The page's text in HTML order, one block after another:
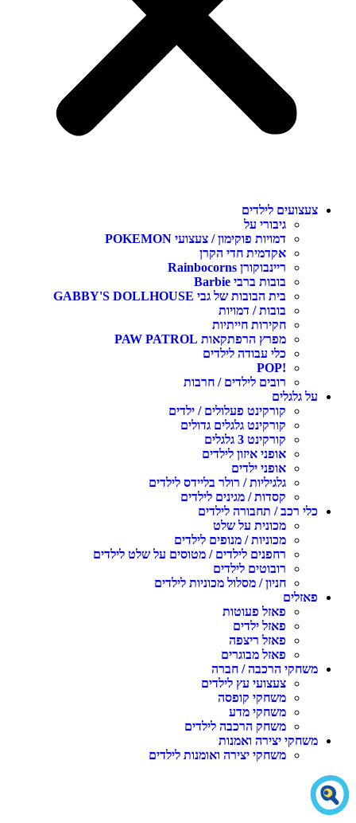
לילדים
גיבורי על
דמויות פוקימון / צעצועי POKEMON
אקדמית חדי הקרן
ריינבוקורן Rainbocorns
בובות ברבי Barbie
בית הבובות של גבי GABBY'S DOLLHOUSE
בובות / דמויות
חקירות חייתיות
מפרץ הרפתקאות PAW PATROL
כלי עבודה לילדים
רובים לילדים / חרבות
גלגלים
קורקינט פעלולים / ילדים
קורקינט גלגלים גדולים
קורקינט 3 גלגלים
אופני איזון לילדים
אופני ילדים
גלגיליות / רולר בליידס לילדים
קסדות / מגינים לילדים
רכב / תחבורה לילדים
מכונית על שלט
מכוניות / מנופים לילדים
רחפנים לילדים / מטוסים על שלט לילדים
רובוטים לילדים
חניון / מסלול מכוניות לילדים
פאזל פעוטות
פאזל ילדים
פאזל ריצפה
פאזל מבוגרים
הרכבה / חברה
צעצועי עץ לילדים
משחקי קופסה
משחקי מדע
משחק הרכבה לילדים
יצירה ואמנות
משחקי יצירה ואומנות לילדים